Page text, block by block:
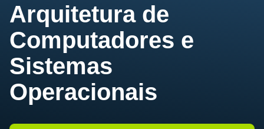
Arquitetura de
Computadores e
Sistemas
Operacionais